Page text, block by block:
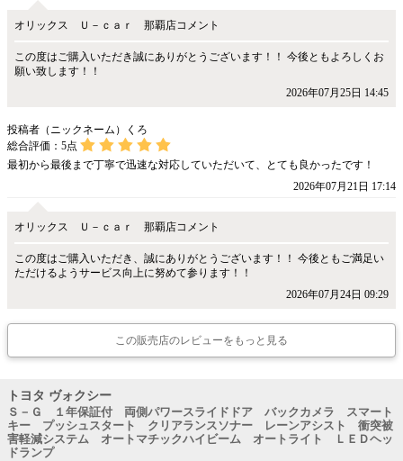
オリックス Ｕ－ｃａｒ 那覇店コメント
この度はご購入いただき誠にありがとうございます！！ 今後ともよろしくお
願い致します！！
2026年07月25日 14:45
投稿者（ニックネーム）くろ
総合評価： 5点
最初から最後まで丁寧で迅速な対応していただいて、とても良かったです！
2026年07月21日 17:14
オリックス Ｕ－ｃａｒ 那覇店コメント
この度はご購入いただき、誠にありがとうございます！！ 今後ともご満足い
ただけるようサービス向上に努めて参ります！！
2026年07月24日 09:29
この販売店のレビューをもっと見る
トヨタ ヴォクシー
Ｓ－Ｇ １年保証付 両側パワースライドドア バックカメラ スマート
キー プッシュスタート クリアランスソナー レーンアシスト 衝突被
害軽減システム オートマチックハイビーム オートライト ＬＥＤヘッ
ドランプ